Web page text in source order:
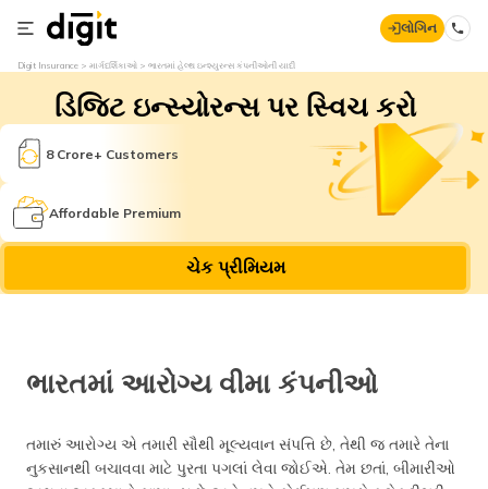
લોગિન
Digit Insurance માર્ગદર્શિકાઓ ભારતમાં હેલ્થ ઇન્શ્યુરન્સ કંપનીઓની યાદી
ડિજિટ ઇન્સ્યોરન્સ પર સ્વિચ કરો
8 Crore+ Customers
Affordable Premium
ચેક પ્રીમિયમ
ભારતમાં આરોગ્ય વીમા કંપનીઓ
તમારું આરોગ્ય એ તમારી સૌથી મૂલ્યવાન સંપત્તિ છે, તેથી જ તમારે તેના
નુકસાનથી બચાવવા માટે પુરતા પગલાં લેવા જોઈએ. તેમ છતાં, બીમારીઓ